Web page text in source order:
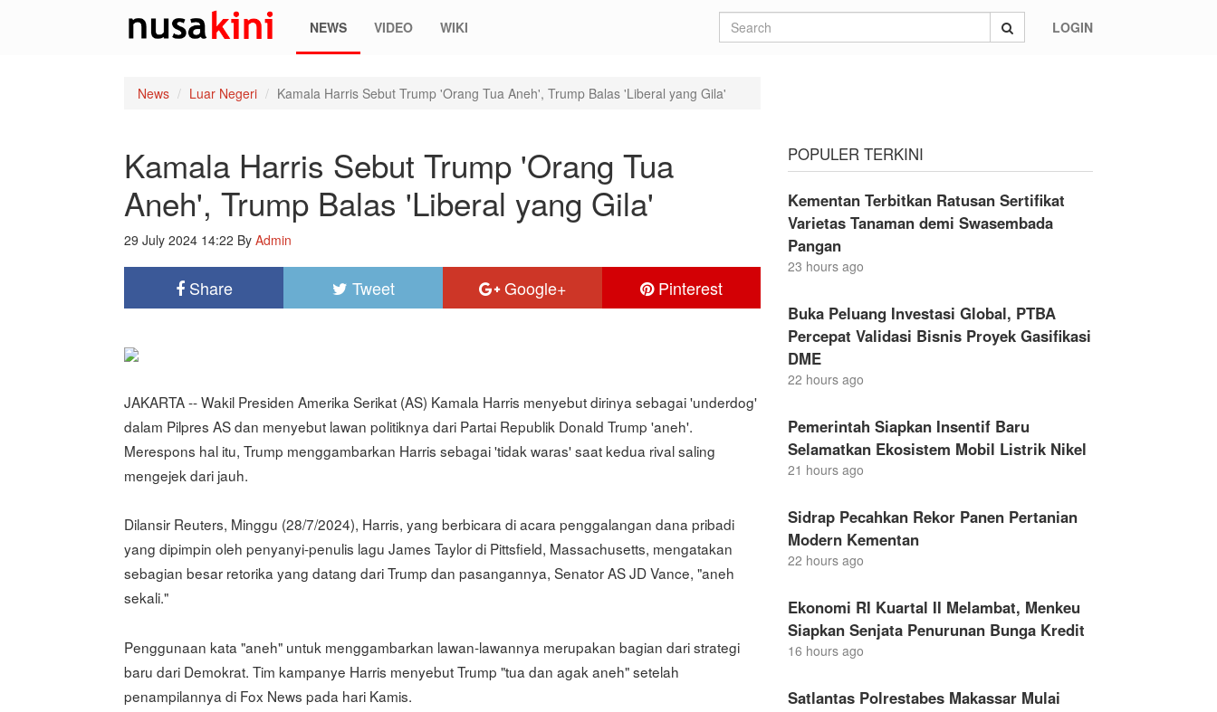
NEWS VIDEO WIKI LOGIN
News Luar Negeri Kamala Harris Sebut Trump 'Orang Tua Aneh', Trump Balas 'Liberal yang Gila'
Kamala Harris Sebut Trump 'Orang Tua
Aneh', Trump Balas 'Liberal yang Gila'
29 July 2024 14:22 By Admin
Share Tweet Google+ Pinterest
JAKARTA -- Wakil Presiden Amerika Serikat (AS) Kamala Harris menyebut dirinya sebagai 'underdog'
dalam Pilpres AS dan menyebut lawan politiknya dari Partai Republik Donald Trump 'aneh'.
Merespons hal itu, Trump menggambarkan Harris sebagai 'tidak waras' saat kedua rival saling
mengejek dari jauh.
Dilansir Reuters, Minggu (28/7/2024), Harris, yang berbicara di acara penggalangan dana pribadi
yang dipimpin oleh penyanyi-penulis lagu James Taylor di Pittsfield, Massachusetts, mengatakan
sebagian besar retorika yang datang dari Trump dan pasangannya, Senator AS JD Vance, "aneh
sekali."
Penggunaan kata "aneh" untuk menggambarkan lawan-lawannya merupakan bagian dari strategi
baru dari Demokrat. Tim kampanye Harris menyebut Trump "tua dan agak aneh" setelah
penampilannya di Fox News pada hari Kamis.
POPULER TERKINI
Kementan Terbitkan Ratusan Sertifikat
Varietas Tanaman demi Swasembada
Pangan
23 hours ago
Buka Peluang Investasi Global, PTBA
Percepat Validasi Bisnis Proyek Gasifikasi
DME
22 hours ago
Pemerintah Siapkan Insentif Baru
Selamatkan Ekosistem Mobil Listrik Nikel
21 hours ago
Sidrap Pecahkan Rekor Panen Pertanian
Modern Kementan
22 hours ago
Ekonomi RI Kuartal II Melambat, Menkeu
Siapkan Senjata Penurunan Bunga Kredit
16 hours ago
Satlantas Polrestabes Makassar Mulai